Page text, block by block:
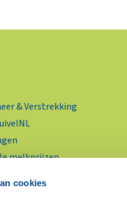
cookies
& Verstrekking
melkprijzen
& Marktprijzen